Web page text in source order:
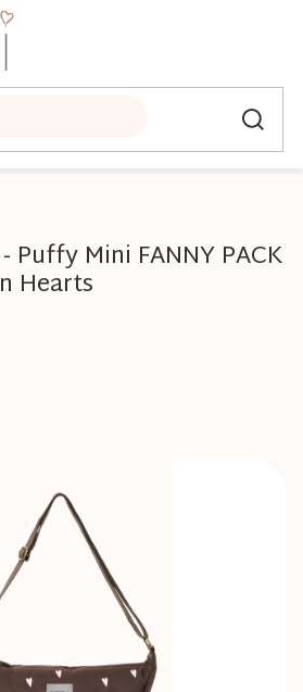
Puffy Mini FANNY PACK
Hearts